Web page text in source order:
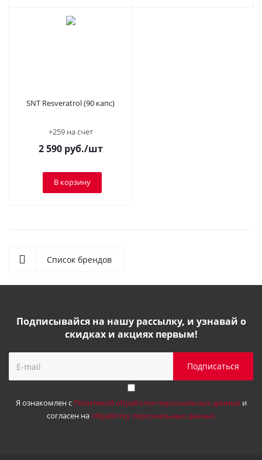
SNT Resveratrol (90 капс)
+259 на счет
2 590руб./шт
В корзину
Список брендов
Подписывайся на нашу рассылку, и узнавай о
скидках и акциях первым!
Я ознакомлен с Политикой обработки персональных данныхи
согласен наобработку персональных данных